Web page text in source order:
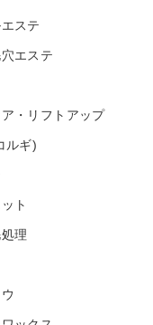
ステ
エステ
・リフトアップ
ルギ)
ト
理